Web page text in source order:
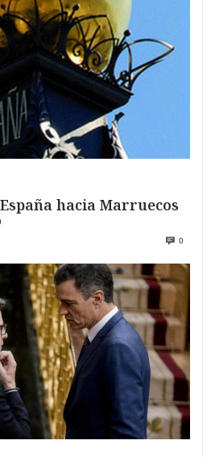
España hacia Marruecos
0